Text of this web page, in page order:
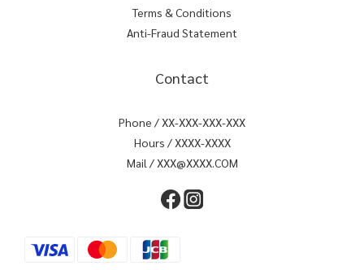
Terms & Conditions
Anti-Fraud Statement
Contact
Phone / XX-XXX-XXX-XXX
Hours / XXXX-XXXX
Mail / XXX@XXXX.COM